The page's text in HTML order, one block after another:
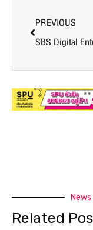
PREVIOUS
News
Related